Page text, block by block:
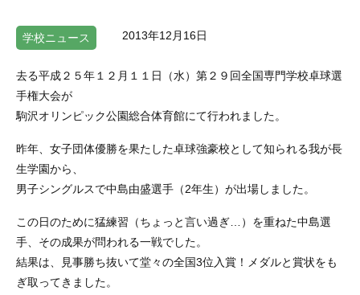
学校ニュース 2013年12月16日
去る平成２５年１２月１１日（水）第２９回全国専門学校卓球選
手権大会が
駒沢オリンピック公園総合体育館にて行われました。
昨年、女子団体優勝を果たした卓球強豪校として知られる我が長
生学園から、
男子シングルスで中島由盛選手（2年生）が出場しました。
この日のために猛練習（ちょっと言い過ぎ…）を重ねた中島選
手、その成果が問われる一戦でした。
結果は、見事勝ち抜いて堂々の全国3位入賞！メダルと賞状をも
ぎ取ってきました。